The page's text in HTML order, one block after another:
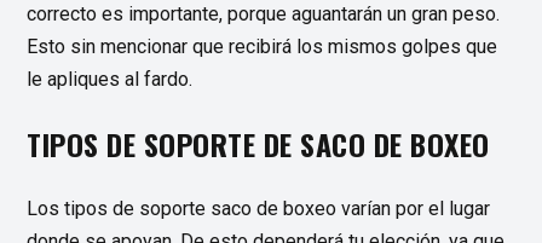
correcto es importante, porque aguantarán un gran peso.
Esto sin mencionar que recibirá los mismos golpes que
le apliques al fardo.
TIPOS DE SOPORTE DE SACO DE BOXEO
Los tipos de soporte saco de boxeo varían por el lugar